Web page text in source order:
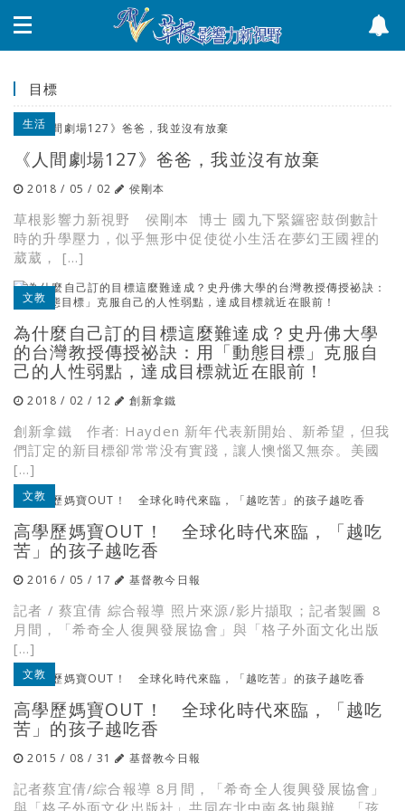
目標
生活
《人間劇場127》爸爸，我並沒有放棄
2018 / 05 / 02 侯剛本
草根影響力新視野 侯剛本 博士 國九下緊鑼密鼓倒數計
時的升學壓力，似乎無形中促使從小生活在夢幻王國裡的
葳葳， […]
文教
為什麼自己訂的目標這麼難達成？史丹佛大學
的台灣教授傳授祕訣：用「動態目標」克服自
己的人性弱點，達成目標就近在眼前！
2018 / 02 / 12 創新拿鐵
創新拿鐵 作者: Hayden 新年代表新開始、新希望，但我
們訂定的新目標卻常常没有實踐，讓人懊惱又無奈。美國
[…]
文教
高學歷媽寶OUT！ 全球化時代來臨，「越吃
苦」的孩子越吃香
2016 / 05 / 17 基督教今日報
記者 / 蔡宜倩 綜合報導 照片來源/影片擷取；記者製圖 8
月間，「希奇全人復興發展協會」與「格子外面文化出版
[…]
文教
高學歷媽寶OUT！ 全球化時代來臨，「越吃
苦」的孩子越吃香
2015 / 08 / 31 基督教今日報
記者蔡宜倩/綜合報導 8月間，「希奇全人復興發展協會」